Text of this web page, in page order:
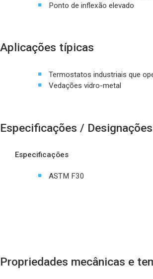
Ponto de inflexão elevado
Aplicações típicas
Termostatos industriais que
Vedações vidro-metal
Especificações / Designações
Especificações
ASTM F30
Propriedades mecânicas e